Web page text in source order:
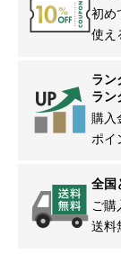
初め
使え
ラン
ラン
購入
ポイ
全国
ご購
送料